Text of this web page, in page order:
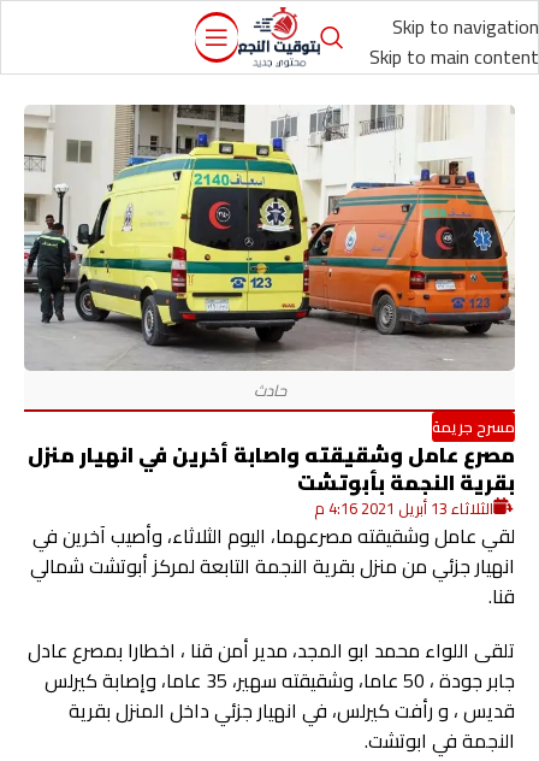
Skip to navigation
Skip to main content
مسرح جريمة
مصرع عامل وشقيقته واصابة أخرين في انهيار منزل
بقرية النجمة بأبوتشت
الثلاثاء 13 أبريل 2021 4:16 م
لقي عامل وشقيقته مصرعهما، اليوم الثلاثاء، وأصيب آخرين في
انهيار جزئي من منزل بقرية النجمة التابعة لمركز أبوتشت شمالي
قنا.
تلقى اللواء محمد ابو المجد، مدير أمن قنا ، اخطارا بمصرع عادل
جابر جودة ، 50 عاما، وشقيقته سهير، 35 عاما، وإصابة كيرلس
قديس ، و رأفت كيرلس، في انهيار جزئي داخل المنزل بقرية
النجمة في ابوتشت.